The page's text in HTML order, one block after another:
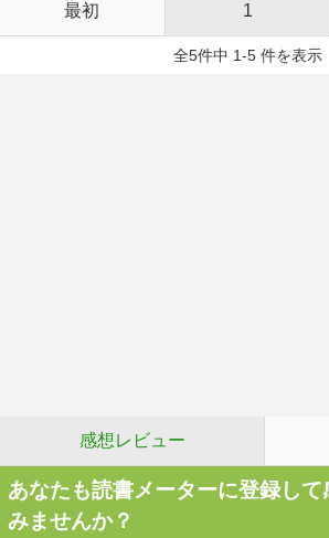
最初 1
全5件中 1-5 件を表示
感想レビュー
あなたも読書メーターに登録し
みませんか？